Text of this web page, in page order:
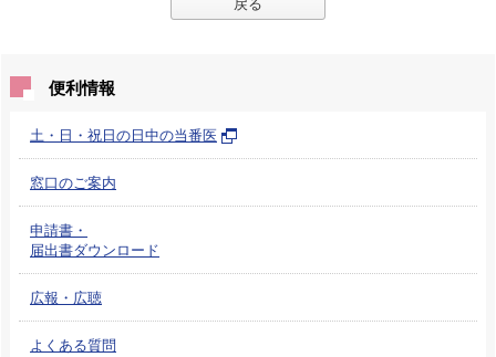
便利情報
土・日・祝日の日中の当番医
窓口のご案内
申請書・
届出書ダウンロード
広報・広聴
よくある質問